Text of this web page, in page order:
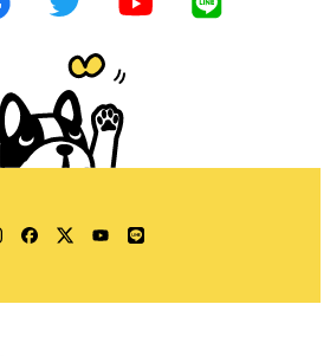
Instagram
Facebook
TwitterYouTube
LINE